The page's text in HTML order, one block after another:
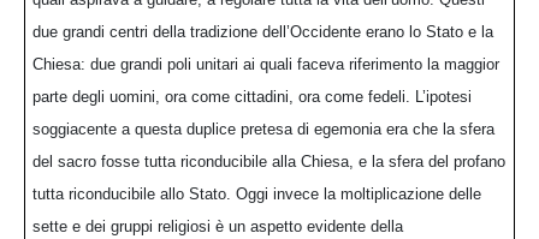
due grandi centri della tradizione dell’Occidente erano lo Stato e la
Chiesa: due grandi poli unitari ai quali faceva riferimento la maggior
parte degli uomini, ora come cittadini, ora come fedeli. L’ipotesi
soggiacente a questa duplice pretesa di egemonia era che la sfera
del sacro fosse tutta riconducibile alla Chiesa, e la sfera del profano
tutta riconducibile allo Stato. Oggi invece la moltiplicazione delle
sette e dei gruppi religiosi è un aspetto evidente della